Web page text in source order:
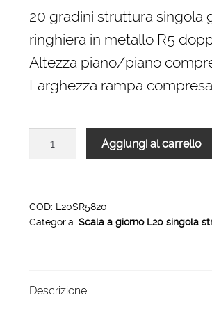
originale
era:
6.080,00 €.
20 gradini struttura singola
ringhiera in metallo R5
Altezza piano/piano
Larghezza rampa
struttura
ringhiera
1000
Aggiungi al carrello
COD: L20SR5820
Categoria: Scala a giorno L20 singola
Descrizione